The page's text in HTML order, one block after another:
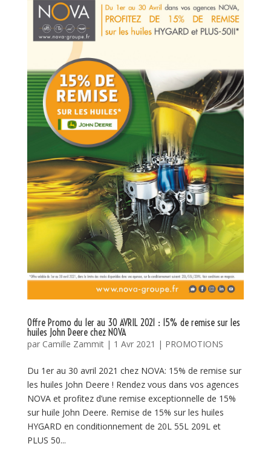
Offre Promo du 1er au 30 AVRIL 2021 : 15% de remise sur les
huiles John Deere chez NOVA
par Camille Zammit| 1 Avr 2021 | PROMOTIONS
Du 1er au 30 avril 2021 chez NOVA: 15% de remise sur
les huiles John Deere ! Rendez vous dans vos agences
NOVA et profitez d’une remise exceptionnelle de 15%
sur huile John Deere. Remise de 15% sur les huiles
HYGARD en conditionnement de 20L 55L 209L et
PLUS 50...